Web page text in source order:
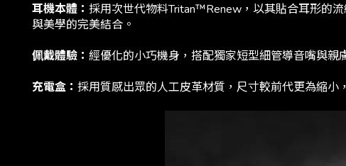
耳機本體： 採用次世代物料Tritan™Renew，以其貼合耳形的
與美學的完美結合。
佩戴體驗： 經優化的小巧機身，搭配獨家短型細管導音嘴與
充電盒： 採用質感出眾的人工皮革材質，尺寸較前代更為縮小